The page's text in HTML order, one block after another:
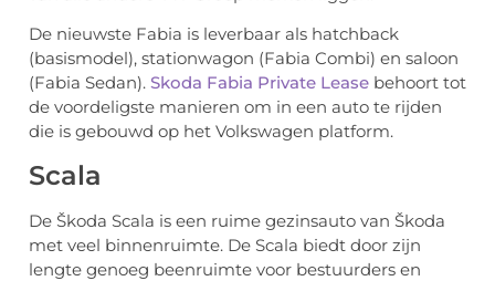
De nieuwste Fabia is leverbaar als hatchback
(basismodel), stationwagon (Fabia Combi) en saloon
(Fabia Sedan). Skoda Fabia Private Lease behoort tot
de voordeligste manieren om in een auto te rijden
die is gebouwd op het Volkswagen platform.
Scala
De Škoda Scala is een ruime gezinsauto van Škoda
met veel binnenruimte. De Scala biedt door zijn
lengte genoeg beenruimte voor bestuurders en